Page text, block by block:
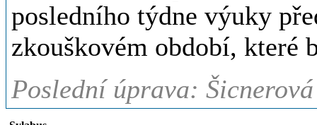
posledního týdne výuky
zkouškovém období, které
Poslední úprava: